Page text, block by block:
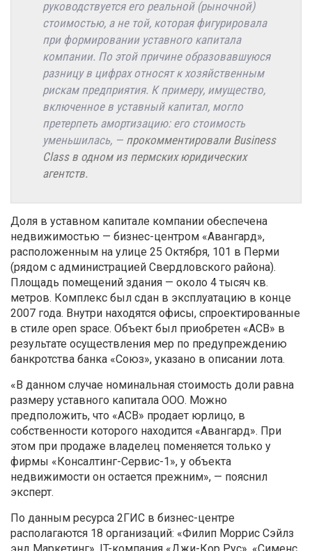
руководствуется его реальной (рыночной)
стоимостью, а не той, которая фигурировала
при формировании уставного капитала
компании. По этой причине образовавшуюся
разницу в цифрах относят к хозяйственным
рискам предприятия. К примеру, имущество,
включенное в уставный капитал, могло
претерпеть амортизацию: его стоимость
уменьшилась, — прокомментировали Business
Сlassв одном из пермских юридических
агентств.
Доля в уставном капитале компании обеспечена
недвижимостью — бизнес-центром «Авангард»,
расположенным на улице 25 Октября, 101 в Перми
(рядом с администрацией Свердловского района).
Площадь помещений здания — около 4 тысяч кв.
метров. Комплекс был сдан в эксплуатацию в конце
2007 года. Внутри находятся офисы, спроектированные
в стиле open space. Объект был приобретен «АСВ» в
результате осуществления мер по предупреждению
банкротства банка «Союз», указано в описании лота.
«В данном случае номинальная стоимость доли равна
размеру уставного капитала ООО. Можно
предположить, что «АСВ» продает юрлицо, в
собственности которого находится «Авангард». При
этом при продаже владелец поменяется только у
фирмы «Консалтинг-Сервис-1», у объекта
недвижимости он остается прежним», — пояснил
эксперт.
По данным ресурса 2ГИС в бизнес-центре
располагаются 18 организаций: «Филип Моррис Сэйлз